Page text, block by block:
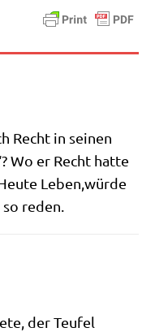
Recht in sei­nen
Wo er Recht hat­te
Leben,würde
reden.
der Teu­fel